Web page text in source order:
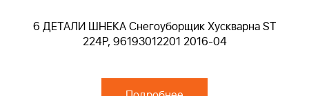
6 ДЕТАЛИ ШНЕКА Снегоуборщик Хускварна ST
224P, 96193012201 2016-04